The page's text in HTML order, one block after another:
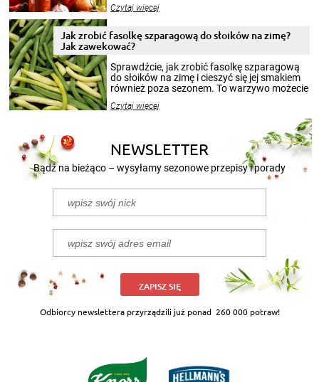
krajobrazów, by cieszyć nimi oko w sezonie
pełni poczuć atmosferę cieplejszych
miesięcy. Przygotowanie słoików ze
patenty, które pozwolą zachować świeżość
przetworów.
Czytaj więcej
Jak zrobić fasolkę szparagową do słoików na zimę?
Jak zawekować?
Sprawdźcie, jak zrobić fasolkę szparagową
do słoików na zimę i cieszyć się jej smakiem
również poza sezonem. To warzywo możecie
nasze propozycje!
Czytaj więcej
NEWSLETTER
Bądź na bieżąco – wysyłamy sezonowe przepisy i porady
ZAPISZ SIĘ
Odbiorcy newslettera przyrządzili już ponad 260 000 potraw!